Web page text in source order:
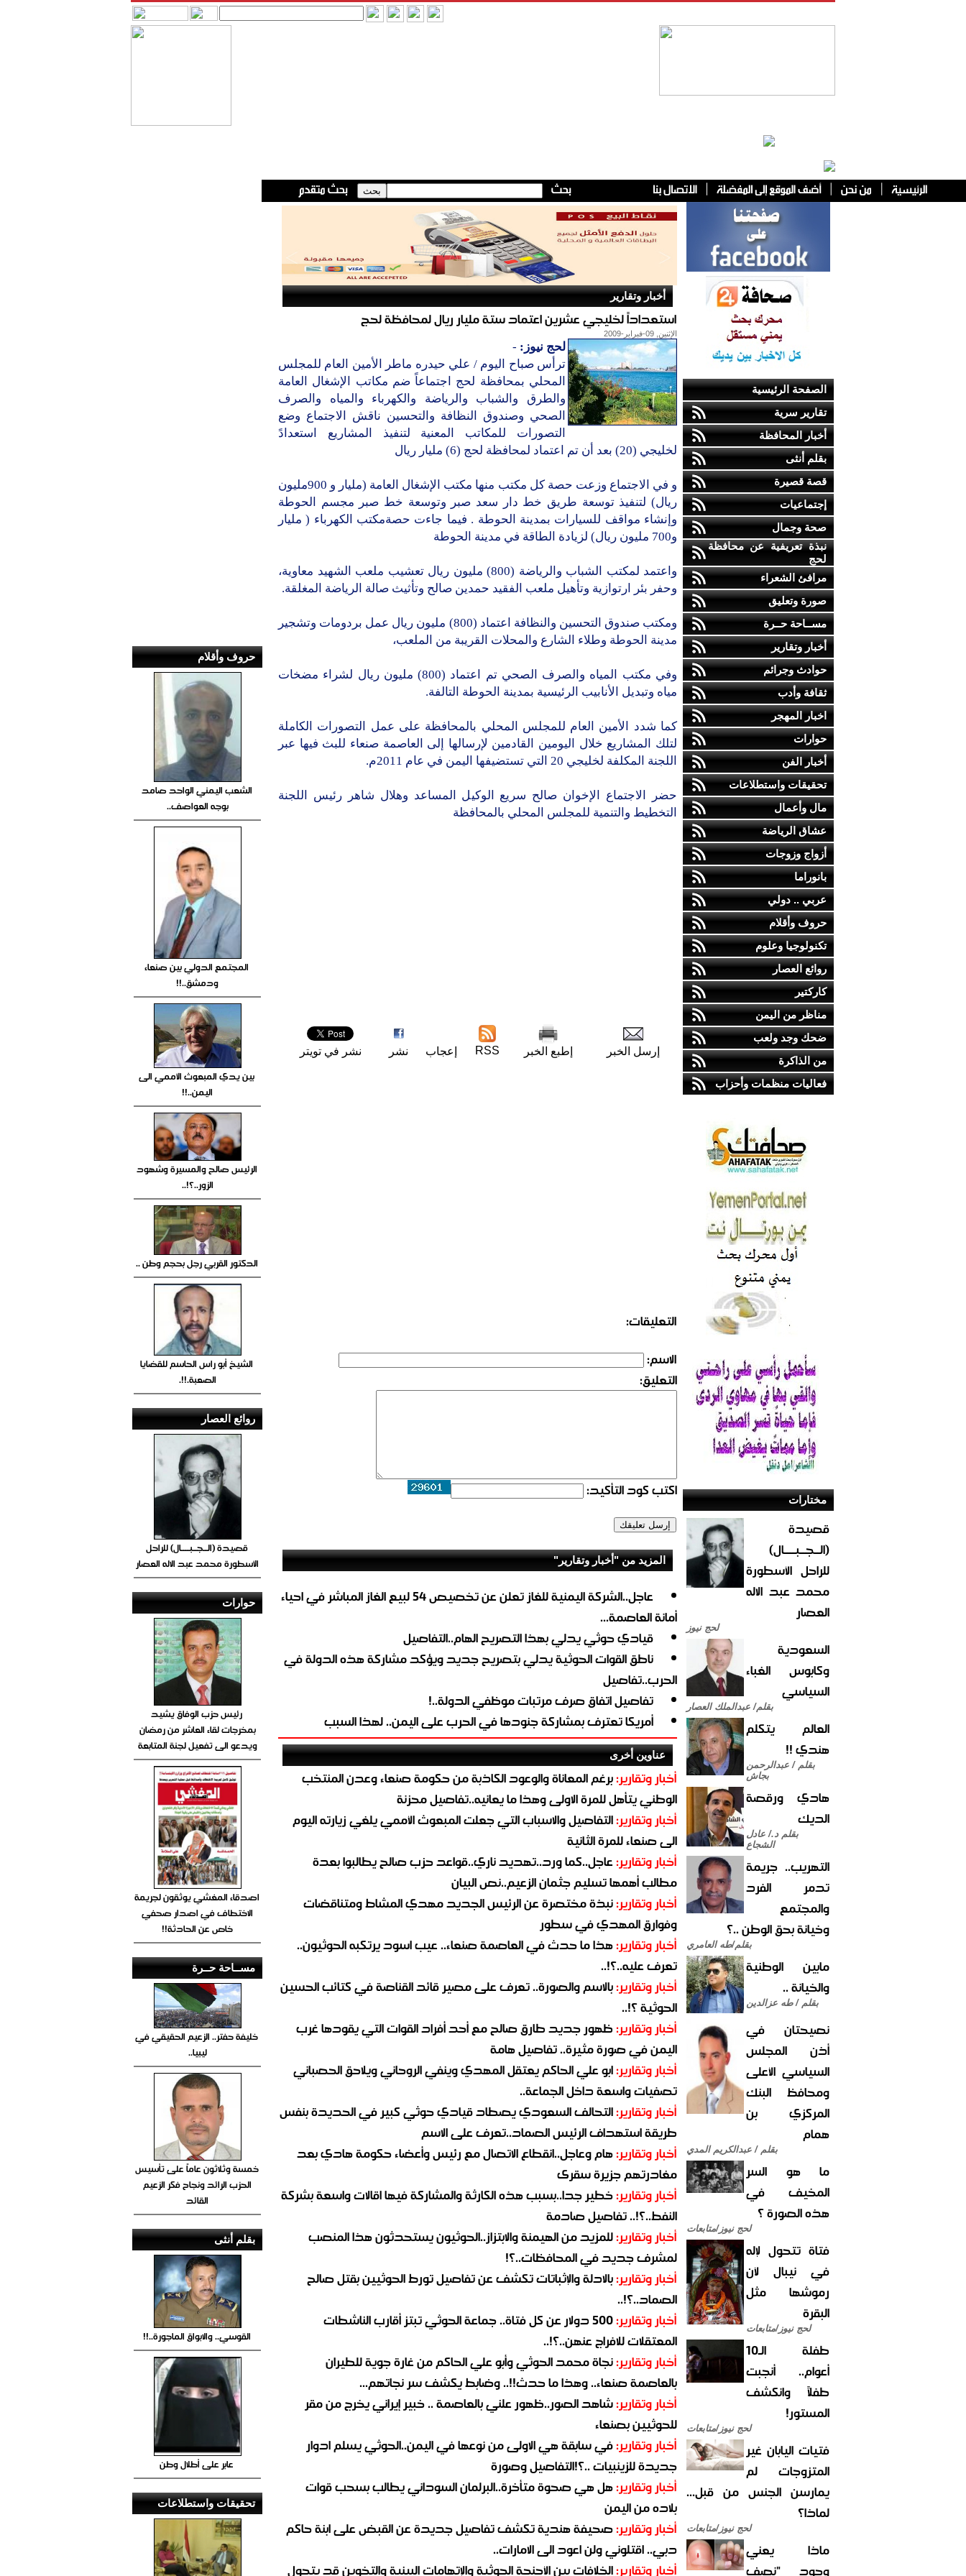
الصفحة الرئيسية
تقارير سرية
أخبار المحافظة
بقلم أنثى
قصة قصيرة
إجتماعيات
صحة وجمال
نبذة تعريفية عن محافظة
لحج
مرافئ الشعراء
صورة وتعليق
مســاحة حــرة
أخبار وتقارير
حوادث وجرائم
ثقافة وأدب
اخبار المهجر
حوارات
أخبار الفن
تحقيقات واستطلاعات
مال وأعمال
عشاق الرياضة
أزواج وزوجات
بانوراما
عربي .. دولي
حروف وأقلام
تكنولوجيا وعلوم
روائع العصار
كاركتير
مناظر من اليمن
ضحك وجد ولعب
من الذاكرة
فعاليات منظمات وأحزاب
مختارات
قصيدة
(الــجــبــــال)
للراحل الأسطورة
محمد عبد الاله
العصار
لحج نيوز
السعودية
وكابوس الغباء
السياسي
بقلم/ عبدالملك العصار
العالم يتكلم
هندي !!
بقلم / عبدالرحمن
بجاش
هادي ورقصة
الديك
بقلم د./ عادل
الشجاع
التهريب.. جريمة
تدمر الفرد
والمجتمع
وخيانة بحق الوطن ..؟
بقلم/طه العامري
مابين الوطنية
والخيانة ..
بقلم / طه عزالدين
نصيحتان في
أذن المجلس
السياسي الأعلى
ومحافظ البنك
المركزي بن
همام
بقلم / عبدالكريم المدي
ما هو السر
المخيف في
هذه الصورة ؟
لحج نيوز/متابعات
فتاة تتحول لإله
في نيبال لأن
رموشها مثل
البقرة
لحج نيوز/متابعات
طفلة الـ10
أعوام.. أنجبت
طفلاً وانكشف
المستور!
لحج نيوز/متابعات
فتيات اليابان غير
المتزوجات لم
يمارسن الجنس من قبل...
لماذا؟
لحج نيوز/متابعات
ماذا يعني
وجود "نصف
أخبار وتقارير
استعداداً لخليجي عشرين اعتماد ستة مليار ريال لمحافظة لحج
الإثنين, 09-فبراير-2009
لحج نيوز: -
ترأس صباح اليوم / علي حيدره ماطر الأمين العام للمجلس
المحلي بمحافظة لحج اجتماعاً ضم مكاتب الإشغال العامة
والطرق والشباب والرياضة والكهرباء والمياه والصرف
الصحي وصندوق النظافة والتحسين ناقش الاجتماع وضع
التصورات للمكاتب المعنية لتنفيذ المشاريع استعدادً
لخليجي (20) بعد أن تم اعتماد لمحافظة لحج (6) مليار ريال
و في الاجتماع وزعت حصة كل مكتب منها مكتب الإشغال العامة (مليار و 900مليون
ريال) لتنفيذ توسعة طريق خط دار سعد صبر وتوسعة خط صبر مجسم الحوطة
وإنشاء مواقف للسيارات بمدينة الحوطة . فيما جاءت حصةمكتب الكهرباء ( مليار
و700 مليون ريال) لزيادة الطاقة في مدينة الحوطة
واعتمد لمكتب الشباب والرياضة (800) مليون ريال تعشيب ملعب الشهيد معاوية،
وحفر بئر ارتوازية وتأهيل ملعب الفقيد حمدين صالح وتأثيث صالة الرياضة المغلقة.
ومكتب صندوق التحسين والنظافة اعتماد (800) مليون ريال عمل بردومات وتشجير
مدينة الحوطة وطلاء الشارع والمحلات القريبة من الملعب،
وفي مكتب المياه والصرف الصحي تم اعتماد (800) مليون ريال لشراء مضخات
مياه وتبديل الأنابيب الرئيسية بمدينة الحوطة التالفة.
كما شدد الأمين العام للمجلس المحلي بالمحافظة على عمل التصورات الكاملة
لتلك المشاريع خلال اليومين القادمين لإرسالها إلى العاصمة صنعاء للبث فيها عبر
اللجنة المكلفة لخليجي 20 التي تستضيفها اليمن في عام 2011م.
حضر الاجتماع الإخوان صالح سريع الوكيل المساعد وهلال شاهر رئيس اللجنة
التخطيط والتنمية للمجلس المحلي بالمحافظة
إرسل الخبر إطبع الخبر RSS إعجاب نشر نشر في تويتر
التعليقات:
الاسم:
التعليق:
اكتب كود التأكيد:
المزيد من "أخبار وتقارير"
عاجل..الشركة اليمنية للغاز تعلن عن تخصيص 54 لبيع الغاز المباشر في احياء
أمانة العاصمة...
قيادي حوثي يدلي بهذا التصريح الهام..التفاصيل
ناطق القوات الحوثية يدلي بتصريح جديد ويؤكد مشاركة هذه الدولة في
الحرب..تفاصيل
تفاصيل اتفاق صرف مرتبات موظفي الدولة..!
أمريكا تعترف بمشاركة جنودها في الحرب على اليمن.. لهذا السبب
عناوين أخرى
أخبار وتقارير:برغم المعاناة والوعود الكاذبة من حكومة صنعاء وعدن المنتخب
الوطني يتأهل للمرة الاولى وهذا ما يعانيه..تفاصيل محزنة
أخبار وتقارير:التفاصيل والاسباب التي جعلت المبعوث الأممي يلغي زيارته اليوم
الى صنعاء للمرة الثانية
أخبار وتقارير:عاجل..كما ورد..تهديد ناري..قواعد حزب صالح يطالبوا بعدة
مطالب أهمها تسليم جثمان الزعيم..نص البيان
أخبار وتقارير:نبذة مختصرة عن الرئيس الجديد مهدي المشاط ومتناقضات
وفوارق المهدي في سطور
أخبار وتقارير:هذا ما حدث في العاصمة صنعاء.. عيب اسود يرتكبه الحوثيون..
تعرف عليه..؟!..
أخبار وتقارير:بالاسم والصورة.. تعرف على مصير قائد القناصة في كتائب الحسين
الحوثية ؟!..
أخبار وتقارير:ظهور جديد طارق صالح مع أحد أفراد القوات التي يقودها غرب
اليمن في صورة مثيرة.. تفاصيل هامة
أخبار وتقارير:ابو علي الحاكم يعتقل المهدي وينفي الروحاني ويلاحق الحصباني
تصفيات واسعة داخل الجماعة..
أخبار وتقارير:التحالف السعودي يصطاد قيادي حوثي كبير في الحديدة بنفس
طريقة استهداف الرئيس الصماد..تعرف على الاسم
أخبار وتقارير:هام وعاجل..انقطاع الاتصال مع رئيس وأعضاء حكومة هادي بعد
مغادرتهم جزيرة سقرى
أخبار وتقارير:خطير جدا..بسبب هذه الكارثة والمشاركة فيها اقالات واسعة بشركة
النفط..؟!.. تفاصيل صادمة
أخبار وتقارير:للمزيد من الهيمنة والابتزاز..الحوثيون يستحدثون هذا المنصب
لمشرف جديد في المحافظات..؟!
أخبار وتقارير:بالادلة والإثباتات تكشف عن تفاصيل تورط الحوثيين بقتل صالح
الصماد..؟!..
أخبار وتقارير:
500 دولار عن كل فتاة.. جماعة الحوثي تبتز أقارب الناشطات
المعتقلات للافراج عنهن..؟!..
أخبار وتقارير:نجاة محمد الحوثي وأبو علي الحاكم من غارة جوية للطيران
بالعاصمة صنعاء.. وهذا ما حدث!!.. وضابط يكشف سر نجاتهم...
أخبار وتقارير:شاهد الصور..ظهور علني بالعاصمة .. خبير إيراني يخرج من مقر
للحوثيين بصنعاء
أخبار وتقارير:في سابقة هي الاولى من نوعها في اليمن..الحوثي يسلم ادوار
جديدة للزينبيات ..؟!التفاصيل وصورة
أخبار وتقارير:هل هي صحوة متأخرة..البرلمان السوداني يطالب بسحب قوات
بلاده من اليمن
أخبار وتقارير:صحيفة هندية تكشف تفاصيل جديدة عن القبض على ابنة حاكم
دبي.. اقتلوني ولن اعود الى الامارات..
أخبار وتقارير:الخلافات بين الأجنحة الحوثية والإتهامات البينية والتخوين قد يتحول
حروف وأقلام
الشعب اليمني الواحد صامد
بوجه العواصف..
المجتمع الدولي بين صنعاء
ودمشق..!!
بين يدي المبعوث الأممي الى
اليمن..!!
الرئيس صالح والمسيرة وشهود
الزور..؟!..
الدكتور القربي رجل بحجم وطن ..
الشيخ أبو راس الحاسم للقضايا
الصعبة.!!.
روائع العصار
قصيدة (الــجــبــــال) للراحل
الأسطورة محمد عبد الاله العصار
حوارات
رئيس حزب الوفاق يشيد
بمخرجات لقاء العاشر من رمضان
ويدعو الى تفعيل لجنة المتابعة
اصدقاء المغشي يوثقون لجريمة
الاختطاف في اصدار صحفي
خاص عن الحادثة!!
مســاحة حــرة
خليفة حفتر.. الزعيم الحقيقي في
ليبيا..
خمسة وثلاثون عاماً على تأسيس
الحزب الرائد ونجاح فكر الزعيم
القائد
بقلم أنثى
القوسي.. والابواق الماجورة..!!
عابر على أطلال وطن
تحقيقات واستطلاعات